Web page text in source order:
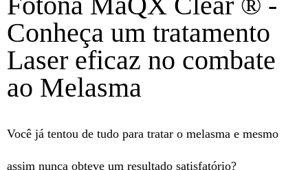
Conheça um tratamento
Laser eficaz no combate
ao Melasma
Você já tentou de tudo para tratar o melasma e mesmo
assim nunca obteve um resultado satisfatório?